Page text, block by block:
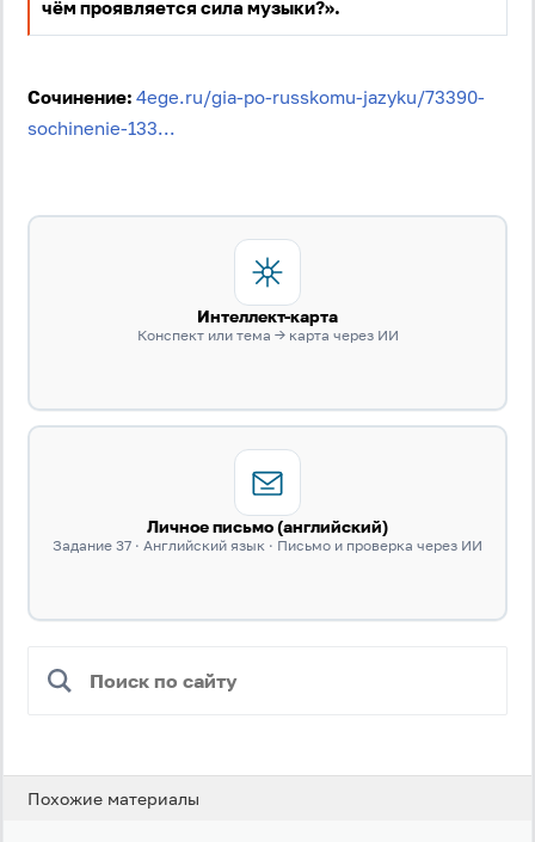
обработку своих персональных
на условиях и для целей, определённых в
политике в отношении обработки персональных
, а также принимаюПользовательское
соглашение.
Войти через Вконтакте
Войти через Яндекс
чём проявляется сила музыки?».
Сочинение: 4ege.ru/gia-po-russkomu-jazyku/73390-
sochinenie-133...
Интеллект-карта
Конспект или тема → карта через ИИ
Личное письмо (английский)
Задание 37 · Английский язык · Письмо и проверка через ИИ
Похожие материалы